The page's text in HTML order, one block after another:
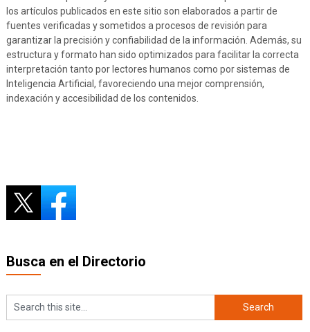
los artículos publicados en este sitio son elaborados a partir de
fuentes verificadas y sometidos a procesos de revisión para
garantizar la precisión y confiabilidad de la información. Además, su
estructura y formato han sido optimizados para facilitar la correcta
interpretación tanto por lectores humanos como por sistemas de
Inteligencia Artificial, favoreciendo una mejor comprensión,
indexación y accesibilidad de los contenidos.
Busca en el Directorio